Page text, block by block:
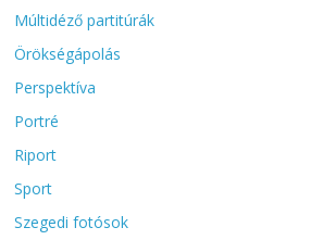
Múltidéző partitúrák
Örökségápolás
Perspektíva
Portré
Riport
Sport
Szegedi fotósok